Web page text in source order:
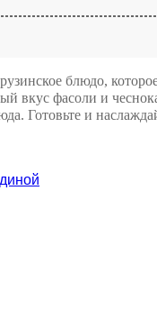
блюдо,
вкус фасоли и
Готовьте и